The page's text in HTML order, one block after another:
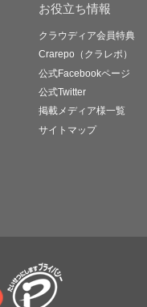
お役立ち情報
クラウディア会員特典
Crarepo（クラレポ）
公式Facebookページ
公式Twitter
掲載メディア様一覧
サイトマップ